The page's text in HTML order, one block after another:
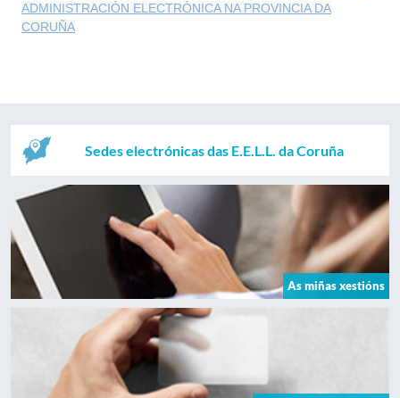
ADMINISTRACIÓN ELECTRÓNICA NA PROVINCIA DA
CORUÑA
Sedes electrónicas das E.E.L.L. da Coruña
As miñas xestións